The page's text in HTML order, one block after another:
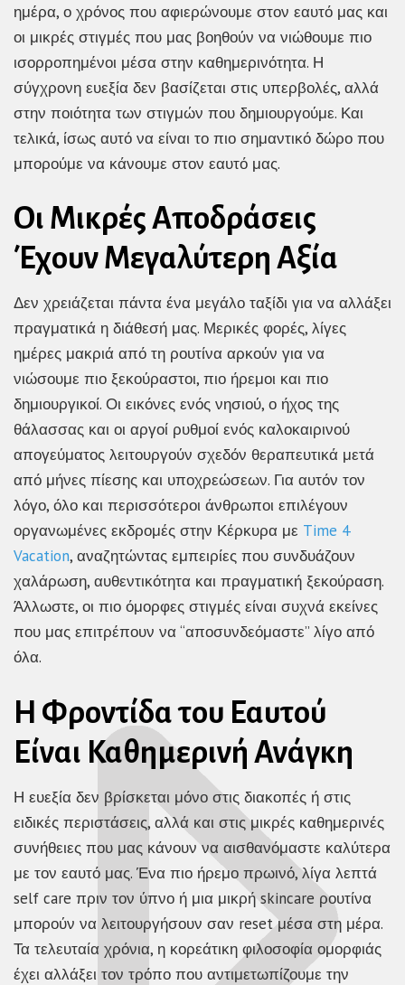
ημέρα, ο χρόνος που αφιερώνουμε στον εαυτό μας και
οι μικρές στιγμές που μας βοηθούν να νιώθουμε πιο
ισορροπημένοι μέσα στην καθημερινότητα. Η
σύγχρονη ευεξία δεν βασίζεται στις υπερβολές, αλλά
στην ποιότητα των στιγμών που δημιουργούμε. Και
τελικά, ίσως αυτό να είναι το πιο σημαντικό δώρο που
μπορούμε να κάνουμε στον εαυτό μας.
Οι Μικρές Αποδράσεις
Έχουν Μεγαλύτερη Αξία
Δεν χρειάζεται πάντα ένα μεγάλο ταξίδι για να αλλάξει
πραγματικά η διάθεσή μας. Μερικές φορές, λίγες
ημέρες μακριά από τη ρουτίνα αρκούν για να
νιώσουμε πιο ξεκούραστοι, πιο ήρεμοι και πιο
δημιουργικοί. Οι εικόνες ενός νησιού, ο ήχος της
θάλασσας και οι αργοί ρυθμοί ενός καλοκαιρινού
απογεύματος λειτουργούν σχεδόν θεραπευτικά μετά
από μήνες πίεσης και υποχρεώσεων. Για αυτόν τον
λόγο, όλο και περισσότεροι άνθρωποι επιλέγουν
οργανωμένες εκδρομές στην Κέρκυρα με Time 4
Vacation, αναζητώντας εμπειρίες που συνδυάζουν
χαλάρωση, αυθεντικότητα και πραγματική ξεκούραση.
Άλλωστε, οι πιο όμορφες στιγμές είναι συχνά εκείνες
που μας επιτρέπουν να “αποσυνδεόμαστε” λίγο από
όλα.
Η Φροντίδα του Εαυτού
Είναι Καθημερινή Ανάγκη
Η ευεξία δεν βρίσκεται μόνο στις διακοπές ή στις
ειδικές περιστάσεις, αλλά και στις μικρές καθημερινές
συνήθειες που μας κάνουν να αισθανόμαστε καλύτερα
με τον εαυτό μας. Ένα πιο ήρεμο πρωινό, λίγα λεπτά
self care πριν τον ύπνο ή μια μικρή skincare ρουτίνα
μπορούν να λειτουργήσουν σαν reset μέσα στη μέρα.
Τα τελευταία χρόνια, η κορεάτικη φιλοσοφία ομορφιάς
έχει αλλάξει τον τρόπο που αντιμετωπίζουμε την